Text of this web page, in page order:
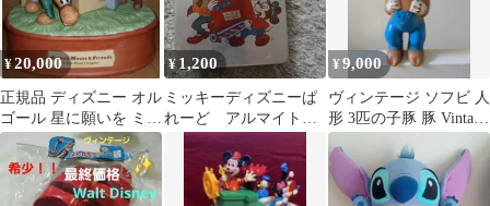
¥20,000
正規品 ディズニー オル
ゴール 星に願いを ミッ
キー ミニー Disney
¥ 1,200
ミッキーディズニーぱ
れーど アルマイトお
弁当箱
¥9,000
ヴィンテージ ソフビ 人
形 3匹の子豚 豚 Vintage
Pig Figure